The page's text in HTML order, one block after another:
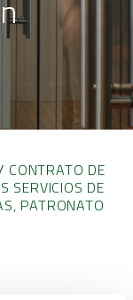
CONTRATO DE
SERVICIOS DE
PATRONATO